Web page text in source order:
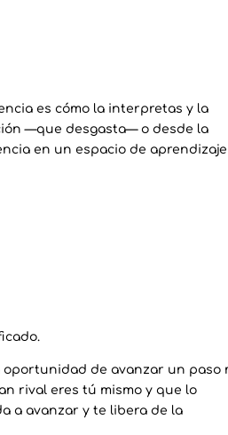
es cómo la interpretas y la
—que desgasta— o desde la
en un espacio de
de avanzar un paso
rival eres tú mismo y que lo
a avanzar y te libera de la